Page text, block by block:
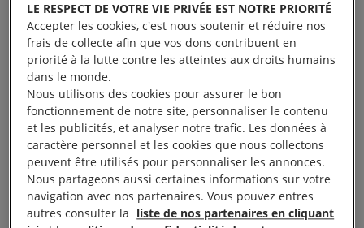
À lire aussi : En Russie, une parole libre est-elle encore
possible ?
Une ONG phare
Fondée en 1989, notamment par le prix
Nobel Andreï Sakharov, Memorial International était
LE RESPECT DE VOTRE VIE PRIVÉE EST NOTRE PRIORITÉ
Accepter les cookies, c'est nous soutenir et réduire nos
frais de collecte afin que vos dons contribuent en
priorité à la lutte contre les atteintes aux droits humains
dans le monde.
Nous utilisons des cookies pour assurer le bon
fonctionnement de notre site, personnaliser le contenu
et les publicités, et analyser notre trafic. Les données à
caractère personnel et les cookies que nous collectons
peuvent être utilisés pour personnaliser les annonces.
Nous partageons aussi certaines informations sur votre
navigation avec nos partenaires. Vous pouvez entres
autres consulter la liste de nos partenaires en cliquant